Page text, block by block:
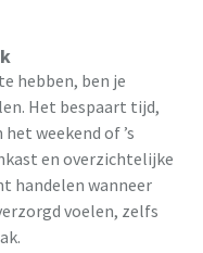
hebben, ben je
Het bespaart tijd,
weekend of ’s
en overzichtelijke
handelen wanneer
voelen, zelfs